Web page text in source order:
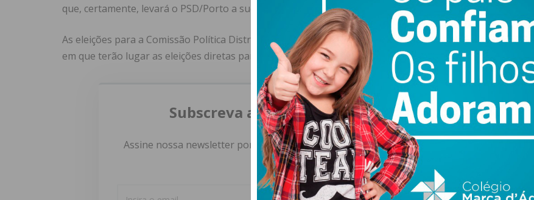
que, certamente, levará o PSD/Porto a sucessos políticos nos próximos dois anos”, concluem.
As eleições para a Comissão Política Distrital do PSD do Porto ocorrem dia 6 de setembro, no mesmo
em que terão lugar as eleições diretas para a liderança do PSD.
Subscreva a newsletter do Imediato
Assine nossa newsletter por e-mail e obtenha de forma regular a informação
atualizada.